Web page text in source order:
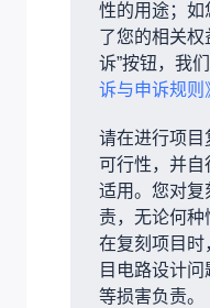
性的用途；如
了您的相关权
诉”按钮，我
诉与申诉规则
请在进行项目
可行性，并
适用。您对复
责，无论何
在复刻项目时
目电路设计
等损害负责。